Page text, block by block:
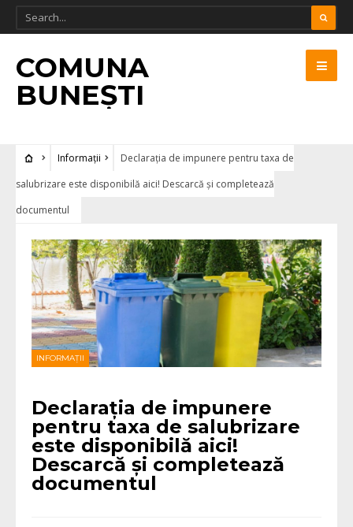
COMUNA
BUNEȘTI
Informații
Declarația de impunere pentru taxa de
salubrizare este disponibilă aici! Descarcă și completează
documentul
INFORMAȚII
Declarația de impunere
pentru taxa de salubrizare
este disponibilă aici!
Descarcă și completează
documentul